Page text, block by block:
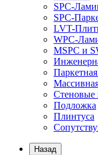
SPC-
SPC-
LVT-
WPC-
MSPC и
Стеновые
Подложка
Плинтуса
Назад